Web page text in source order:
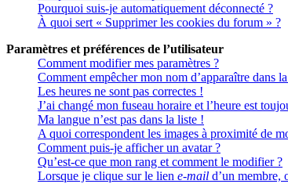
Pourquoi suis-je automatiquement déconnecté ?
À quoi sert « Supprimer les cookies du forum » ?
Paramètres et préférences de l’utilisateur
Comment modifier mes paramètres ?
Comment empêcher mon nom d’apparaître dans
Les heures ne sont pas correctes !
J’ai changé mon fuseau horaire et l’heure est
Ma langue n’est pas dans la liste !
A quoi correspondent les images à proximité de
Comment puis-je afficher un avatar ?
Qu’est-ce que mon rang et comment le modifier ?
Lorsque je clique sur le lien e-mail d’un membre,